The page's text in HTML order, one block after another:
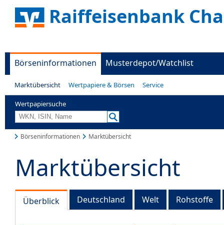
Raiffeisenbank
Börseninformationen Musterdepot/Watchlist
Marktübersicht Wertpapiere & Börsen Service
Wertpapiersuche
Börseninformationen Marktübersicht
Marktübersicht
Überblick Deutschland Welt Rohstoffe